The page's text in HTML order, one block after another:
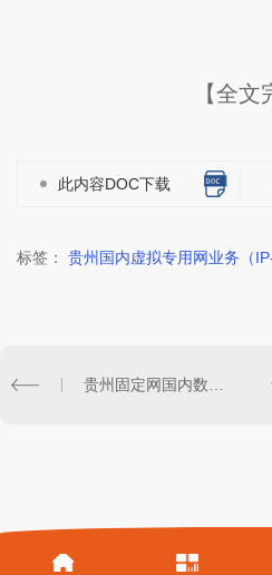
【全文
此内容DOC下载
标签： 贵州国内虚拟专用网业务（IP-